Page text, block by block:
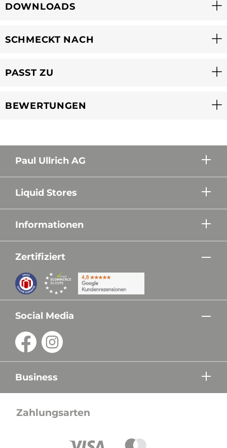
DOWNLOADS
SCHMECKT NACH
PASST ZU
BEWERTUNGEN
Paul Ullrich AG
Liquid Stores
Informationen
Zertifiziert
Social Media
Business
Zahlungsarten